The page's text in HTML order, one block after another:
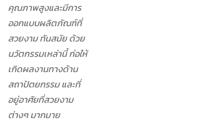
คุณภาพสูงและมีการ
ออกแบบผลิตภัณฑ์ที่
สวยงาม ทันสมัย ด้วย
นวัตกรรมเหล่านี้ ก่อให้
เกิดผลงานทางด้าน
สถาปัตยกรรม และที่
อยู่อาศัยที่สวยงาม
ต่างๆ มากมาย